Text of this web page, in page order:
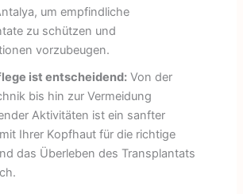
um empfindliche
zu schützen und
vorzubeugen.
ist entscheidend:Von der
bis hin zur Vermeidung
Aktivitäten ist ein sanfter
Ihrer Kopfhaut für die richtige
das Überleben des Transplantats